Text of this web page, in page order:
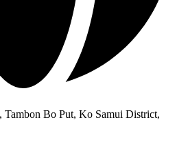
Bo Put, Ko Samui District,